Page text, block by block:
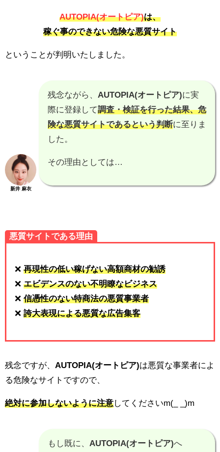
AUTOPIA(オートピア)は、
稼ぐ事のできない危険な悪質サイト
ということが判明いたしました。
新井 麻衣
残念ながら、 AUTOPIA(オートピア)に実
際に登録して調査・検証を行った結果、危
険な悪質サイトであるという判断に至りま
した。
その理由としては…
悪質サイトである理由
❌ 再現性の低い稼げない高額商材の勧誘
❌ エビデンスのない不明瞭なビジネス
❌ 信憑性のない特商法の悪質事業者
❌ 誇大表現による悪質な広告集客
残念ですが、 AUTOPIA(オートピア)は悪質な事業者によ
る危険なサイトですので、
絶対に参加しないように注意してくださいm(_ _)m
もし既に、 AUTOPIA(オートピア)へ